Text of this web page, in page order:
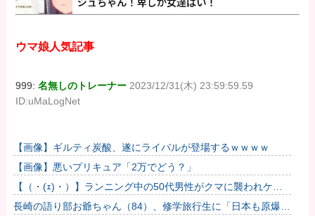
ウマ娘人気記事
999:名無しのトレーナー 2023/12/31(木) 23:59:59.59
ID:uMaLogNet
【画像】ギルティ炭酸、遂にライバルが登場するｗｗｗｗ
【画像】悪いプリキュア「2万でどう？」
【（・(ｪ)・）】ランニング中の50代男性がクマに襲われケガ
体長約1.3メートルのツキノワグマに腕や足をかまれる 岐阜...
長崎の語り部お爺ちゃん（84）、修学旅行生に「日本も原爆を